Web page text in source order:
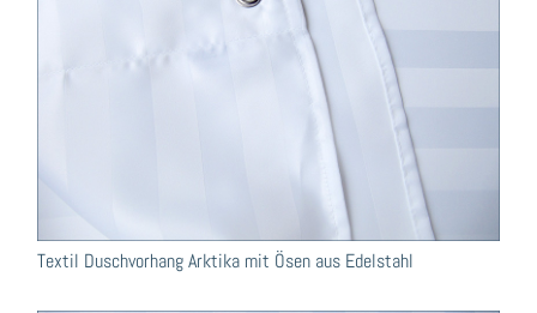
Textil Duschvorhang Arktika mit Ösen aus Edelstahl